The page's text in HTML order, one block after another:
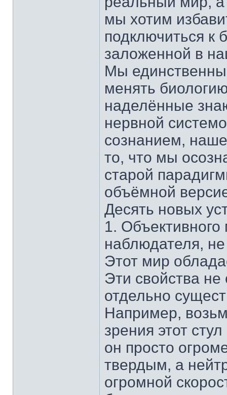
мы хотим
подключиться к
заложенной в
Мы
менять
наделённые
нервной
сознанием,
то, что мы
старой
объёмной
Десять новых
1. Объективного
наблюдателя,
Этот мир
Эти свойства не
отдельно
Например,
зрения этот
он просто
твердым, а
огромной